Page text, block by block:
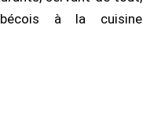
à la cuisine